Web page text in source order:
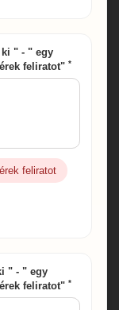
ki " - " egy
feliratot" *
feliratot
" - " egy
feliratot" *